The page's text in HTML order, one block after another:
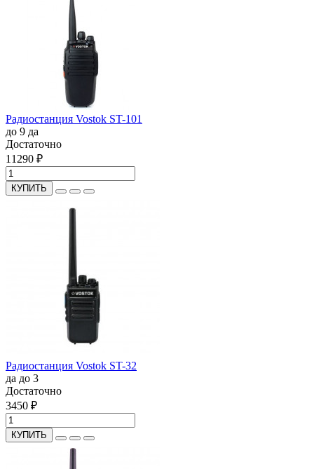
Радиостанция Vostok ST-101
до 9 да
Достаточно
11290 ₽
КУПИТЬ
Радиостанция Vostok ST-32
да до 3
Достаточно
3450 ₽
КУПИТЬ